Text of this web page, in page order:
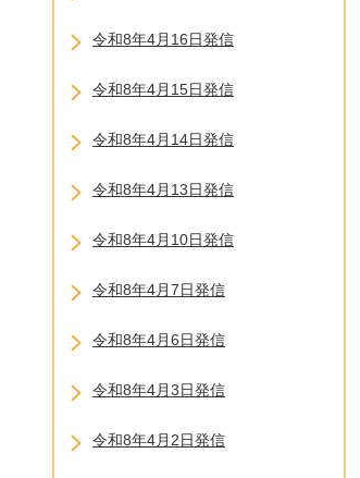
令和8年4月16日発信
令和8年4月15日発信
令和8年4月14日発信
令和8年4月13日発信
令和8年4月10日発信
令和8年4月7日発信
令和8年4月6日発信
令和8年4月3日発信
令和8年4月2日発信